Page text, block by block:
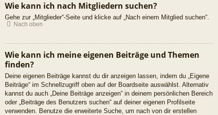
Wie kann ich nach Mitgliedern suchen?
Gehe zur „Mitglieder“-Seite und klicke auf „Nach einem Mitglied suchen“.
Nach oben
Wie kann ich meine eigenen Beiträge und Themen
finden?
Deine eigenen Beiträge kannst du dir anzeigen lassen, indem du „Eigene
Beiträge“ im Schnellzugriff oben auf der Boardseite auswählst. Alternativ
kannst du auch „Deine Beiträge anzeigen“ in deinem persönlichen Bereich
oder „Beiträge des Benutzers suchen“ auf deiner eigenen Profilseite
verwenden. Benutze die erweiterte Suche, um nach von dir erstellen